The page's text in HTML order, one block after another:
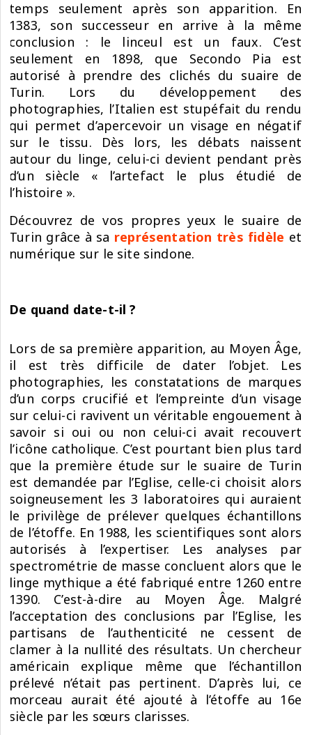
temps seulement après son apparition. En
1383, son successeur en arrive à la même
conclusion : le linceul est un faux. C’est
seulement en 1898, que Secondo Pia est
autorisé à prendre des clichés du suaire de
Turin. Lors du développement des
photographies, l’Italien est stupéfait du rendu
qui permet d’apercevoir un visage en négatif
sur le tissu. Dès lors, les débats naissent
autour du linge, celui-ci devient pendant près
d’un siècle « l’artefact le plus étudié de
l’histoire ».
Découvrez de vos propres yeux le suaire de
Turin grâce à sa représentation très fidèle et
numérique sur le site sindone.
De quand date-t-il ?
Lors de sa première apparition, au Moyen Âge,
il est très difficile de dater l’objet. Les
photographies, les constatations de marques
d’un corps crucifié et l’empreinte d’un visage
sur celui-ci ravivent un véritable engouement à
savoir si oui ou non celui-ci avait recouvert
l’icône catholique. C’est pourtant bien plus tard
que la première étude sur le suaire de Turin
est demandée par l’Eglise, celle-ci choisit alors
soigneusement les 3 laboratoires qui auraient
le privilège de prélever quelques échantillons
de l’étoffe. En 1988, les scientifiques sont alors
autorisés à l’expertiser. Les analyses par
spectrométrie de masse concluent alors que le
linge mythique a été fabriqué entre 1260 entre
1390. C’est-à-dire au Moyen Âge. Malgré
l’acceptation des conclusions par l’Eglise, les
partisans de l’authenticité ne cessent de
clamer à la nullité des résultats. Un chercheur
américain explique même que l’échantillon
prélevé n’était pas pertinent. D’après lui, ce
morceau aurait été ajouté à l’étoffe au 16e
siècle par les sœurs clarisses.